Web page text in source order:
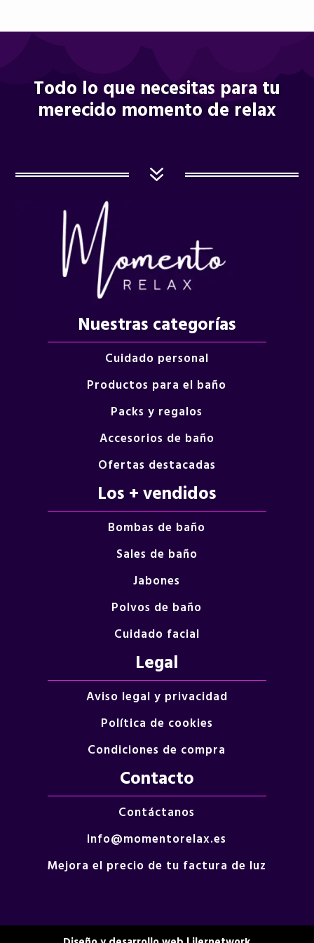
Todo lo que necesitas para tu
merecido momento de relax
7
Nuestras categorías
Cuidado personal
Productos para el baño
Packs y regalos
Accesorios de baño
Ofertas destacadas
Los + vendidos
Bombas de baño
Sales de baño
Jabones
Polvos de baño
Cuidado facial
Legal
Aviso legal y privacidad
Política de cookies
Condiciones de compra
Contacto
Contáctanos
info@momentorelax.es
Mejora el precio de tu factura de luz